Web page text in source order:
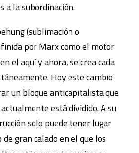
a la subordinación.
(sublimación o
por Marx como el motor
el aquí y ahora, se crea cada
Hoy este cambio
un bloque anticapitalista que
está dividido. A su
solo puede tener lugar
gran calado en el que los